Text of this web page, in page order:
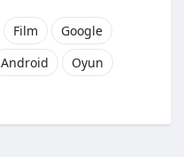
Film
Google
Android
Oyun